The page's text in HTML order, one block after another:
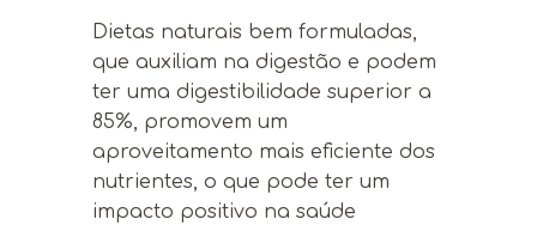
Dietas naturais bem formuladas,
que auxiliam na digestão e podem
ter uma digestibilidade superior a
85%, promovem um
aproveitamento mais eficiente dos
nutrientes, o que pode ter um
impacto positivo na saúde